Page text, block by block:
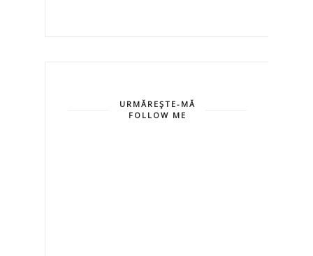
URMĂREŞTE-MĂ
FOLLOW ME